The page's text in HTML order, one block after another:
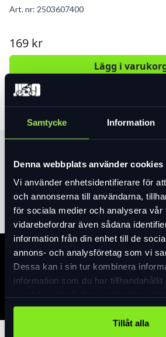
Samtycke Information
Denna webbplats använder cookies
Vi använder enhetsidentifierare för
och annonserna till användarna,
för sociala medier och analysera vår
vidarebefordrar även sådana
information från din enhet till de
annons- och analysföretag som vi
Dessa kan i sin tur kombinera
information som du har tillhandahållit
Tillåt alla
Art. nr: 2503607400
169 kr
Lägg i
Produktinformation
Läs merexpand_more
Specifikation